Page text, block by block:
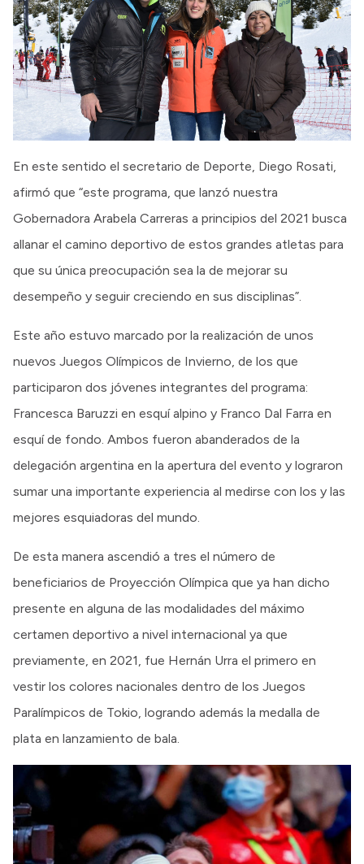
En este sentido el secretario de Deporte, Diego Rosati,
afirmó que “este programa, que lanzó nuestra
Gobernadora Arabela Carreras a principios del 2021 busca
allanar el camino deportivo de estos grandes atletas para
que su única preocupación sea la de mejorar su
desempeño y seguir creciendo en sus disciplinas”.
Este año estuvo marcado por la realización de unos
nuevos Juegos Olímpicos de Invierno, de los que
participaron dos jóvenes integrantes del programa:
Francesca Baruzzi en esquí alpino y Franco Dal Farra en
esquí de fondo. Ambos fueron abanderados de la
delegación argentina en la apertura del evento y lograron
sumar una importante experiencia al medirse con los y las
mejores esquiadoras del mundo.
De esta manera ascendió a tres el número de
beneficiarios de Proyección Olímpica que ya han dicho
presente en alguna de las modalidades del máximo
certamen deportivo a nivel internacional ya que
previamente, en 2021, fue Hernán Urra el primero en
vestir los colores nacionales dentro de los Juegos
Paralímpicos de Tokio, logrando además la medalla de
plata en lanzamiento de bala.